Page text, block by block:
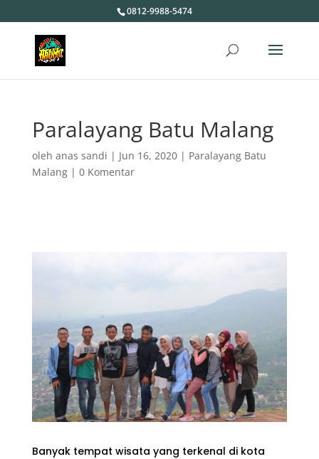
0812-9988-5474
Paralayang Batu Malang
oleh anas sandi | Jun 16, 2020| Paralayang Batu
Malang| 0 Komentar
Banyak tempat wisata yang terkenal di kota